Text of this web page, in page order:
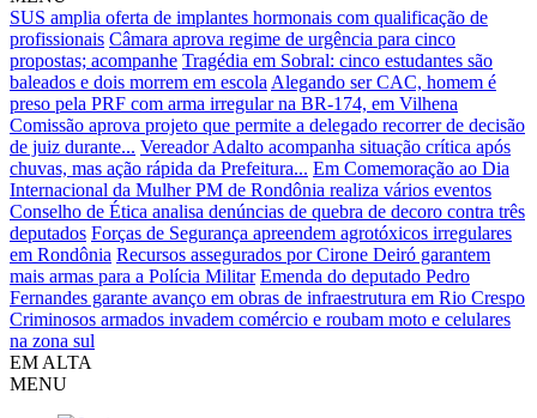
SUS amplia oferta de implantes hormonais com qualificação de
profissionais Câmara aprova regime de urgência para cinco
propostas; acompanhe Tragédia em Sobral: cinco estudantes são
baleados e dois morrem em escola Alegando ser CAC, homem é
preso pela PRF com arma irregular na BR-174, em Vilhena
Comissão aprova projeto que permite a delegado recorrer de decisão
de juiz durante... Vereador Adalto acompanha situação crítica após
chuvas, mas ação rápida da Prefeitura... Em Comemoração ao Dia
Internacional da Mulher PM de Rondônia realiza vários eventos
Conselho de Ética analisa denúncias de quebra de decoro contra três
deputados Forças de Segurança apreendem agrotóxicos irregulares
em Rondônia Recursos assegurados por Cirone Deiró garantem
mais armas para a Polícia Militar Emenda do deputado Pedro
Fernandes garante avanço em obras de infraestrutura em Rio Crespo
Criminosos armados invadem comércio e roubam moto e celulares
na zona sul
EM ALTA
MENU